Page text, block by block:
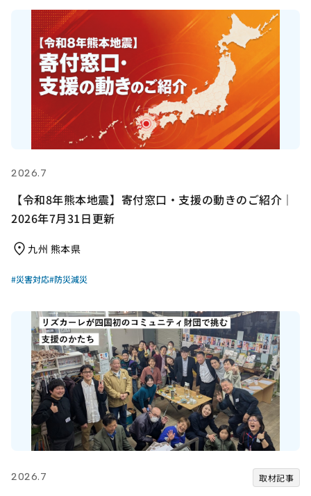
2026.7
【令和8年熊本地震】寄付窓口・支援の動きのご紹介｜
2026年7月31日更新
九州 熊本県
#災害対応#防災減災
2026.7 取材記事